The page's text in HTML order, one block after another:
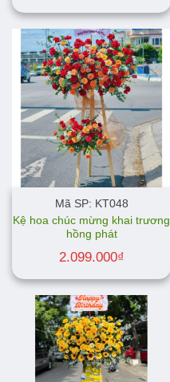
Mã SP: KT048
Kệ hoa chúc mừng khai trương
hồng phát
2.099.000₫